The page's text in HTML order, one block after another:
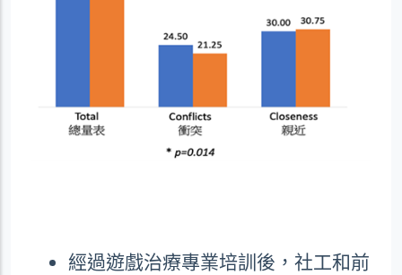
經過遊戲治療專業培訓後，社工和前